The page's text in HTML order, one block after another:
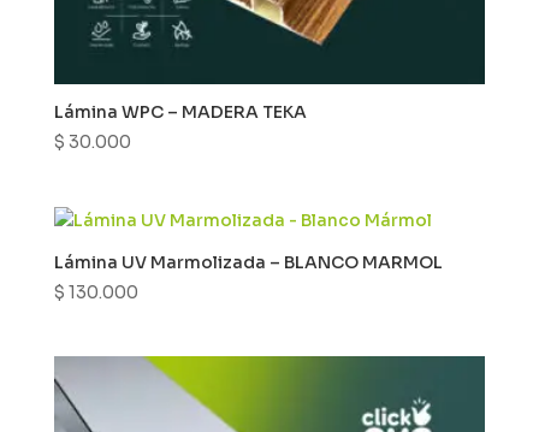
Lámina WPC – MADERA TEKA
$ 30.000
Lámina UV Marmolizada – BLANCO MARMOL
$ 130.000